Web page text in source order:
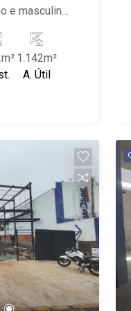
e masculino
e
Castelo
1.142m²
A. Útil